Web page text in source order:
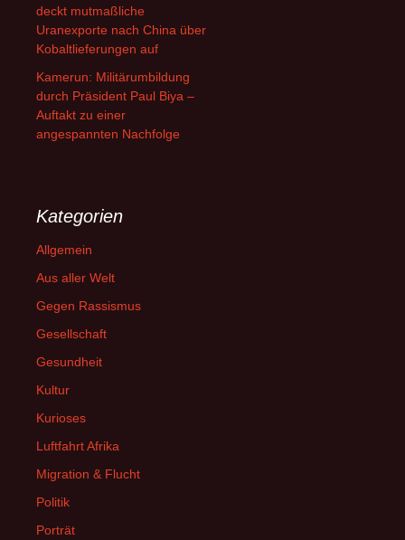
deckt mutmaßliche
Uranexporte nach China über
Kobaltlieferungen auf
Kamerun: Militärumbildung
durch Präsident Paul Biya –
Auftakt zu einer
angespannten Nachfolge
Kategorien
Allgemein
Aus aller Welt
Gegen Rassismus
Gesellschaft
Gesundheit
Kultur
Kurioses
Luftfahrt Afrika
Migration & Flucht
Politik
Porträt